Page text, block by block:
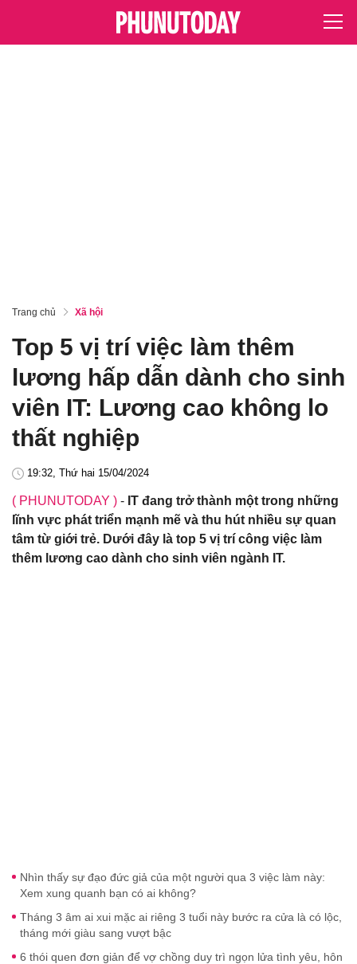
Trang chủ Xã hội
Top 5 vị trí việc làm thêm
lương hấp dẫn dành cho sinh
viên IT: Lương cao không lo
thất nghiệp
19:32, Thứ hai 15/04/2024
( PHUNUTODAY ) - IT đang trở thành một trong những
lĩnh vực phát triển mạnh mẽ và thu hút nhiều sự quan
tâm từ giới trẻ. Dưới đây là top 5 vị trí công việc làm
thêm lương cao dành cho sinh viên ngành IT.
Nhìn thấy sự đạo đức giả của một người qua 3 việc làm này:
Xem xung quanh bạn có ai không?
Tháng 3 âm ai xui mặc ai riêng 3 tuổi này bước ra cửa là có lộc,
tháng mới giàu sang vượt bậc
6 thói quen đơn giản để vợ chồng duy trì ngọn lửa tình yêu, hôn